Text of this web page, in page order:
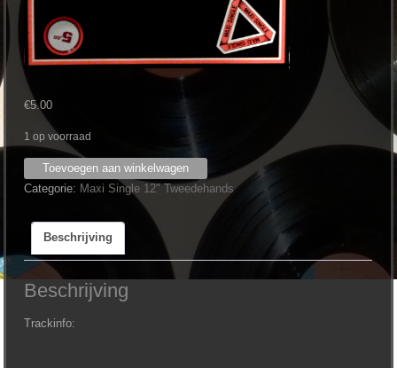
€5.00
1 op voorraad
K.I.D.
-
Wanna
Piece
of
Action
aantal
Toevoegen aan winkelwagen
Categorie: Maxi Single 12" Tweedehands
Beschrijving
Beschrijving
Trackinfo: